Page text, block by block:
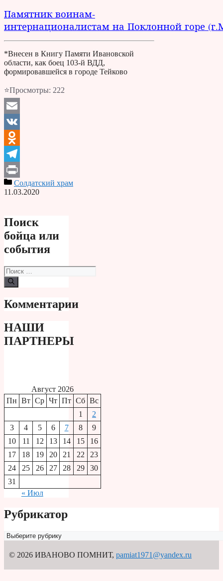
Памятник воинам-
интернационалистам на Поклонной горе
*Внесен в Книгу Памяти Ивановской
области, как боец 103-й ВДД,
формировавшейся в городе Тейково
⭐Просмотры: 222
Email
VK
Odnoklassniki
Telegram
PrintСолдатский храм
11.03.2020
Поиск
бойца или
события
Поиск:
Комментарии
НАШИ
ПАРТНЕРЫ
Август 2026
Пн Вт Ср Чт Пт Сб Вс
1
2
3
4 5 6 7 8
9
10
11 12 13 14 15
16
17
18 19 20 21 22
23
24
25 26 27 28 29
30
31
« Июл
Рубрикатор
Рубрикатор
© 2026 ИВАНОВО ПОМНИТ, pamiat1971@yandex.ru